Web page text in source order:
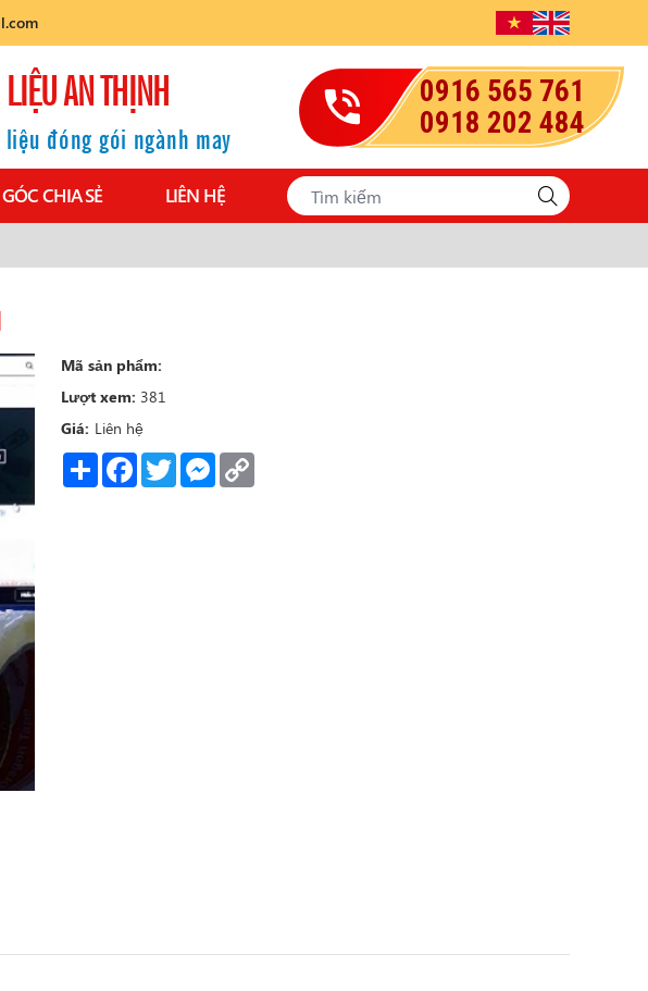
AN THỊNH
đóng gói ngành may
0916 565 761
0918 202 484
GÓC CHIA SẺ LIÊN HỆ
Mã sản phẩm:
Lượt xem: 381
Giá: Liên hệ
Share FacebookTwitterMessenger